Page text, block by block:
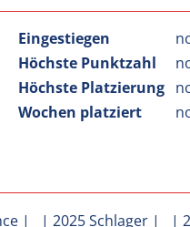
Eingestiegen
Höchste Punktzahl
Höchste Platzierung
Wochen platziert
| | 2025 Schlager | |